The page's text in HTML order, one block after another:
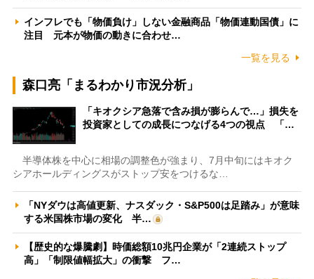
インフレでも「物価負け」しない金融商品「物価連動国債」に
注目 元本が物価の動きに合わせ…
一覧を見る
森口亮「まるわかり市況分析」
「キオクシア急落で含み損が膨らんで…」損失を
投資家としての成長につなげる4つの視点 「…
半導体株を中心に相場の調整色が強まり、7月中旬にはキオク
シアホールディングスがストップ安をつけるな…
「NYダウは高値更新、ナスダック・S&P500は足踏み」が意味
する米国株市場の変化 半…
【歴史的な爆騰劇】時価総額10兆円企業が「2連続ストップ
高」「制限値幅拡大」の衝撃 フ…